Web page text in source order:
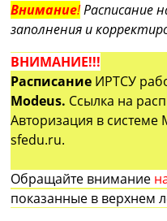
Внимание!Расписание
заполнения и
ВНИМАНИЕ!!!
Расписание ИРТСУ
Modeus. Ссылка на
Авторизация в системе
sfedu.ru.
Обращайте внимание
показанные в верхнем